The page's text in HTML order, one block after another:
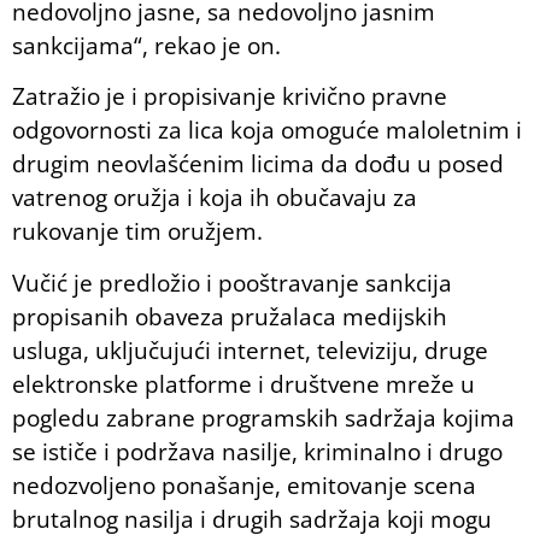
nedovoljno jasne, sa nedovoljno jasnim
sankcijama“, rekao je on.
Zatražio je i propisivanje krivično pravne
odgovornosti za lica koja omoguće maloletnim i
drugim neovlašćenim licima da dođu u posed
vatrenog oružja i koja ih obučavaju za
rukovanje tim oružjem.
Vučić je predložio i pooštravanje sankcija
propisanih obaveza pružalaca medijskih
usluga, uključujući internet, televiziju, druge
elektronske platforme i društvene mreže u
pogledu zabrane programskih sadržaja kojima
se ističe i podržava nasilje, kriminalno i drugo
nedozvoljeno ponašanje, emitovanje scena
brutalnog nasilja i drugih sadržaja koji mogu